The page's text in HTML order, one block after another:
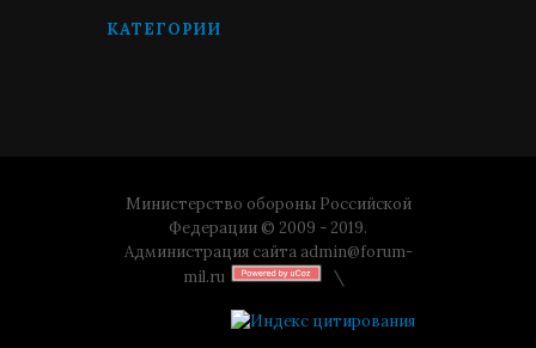
КАТЕГОРИИ
Министерство обороны Российской
Федерации © 2009 - 2019.
Администрация сайта admin@forum-
mil.ru